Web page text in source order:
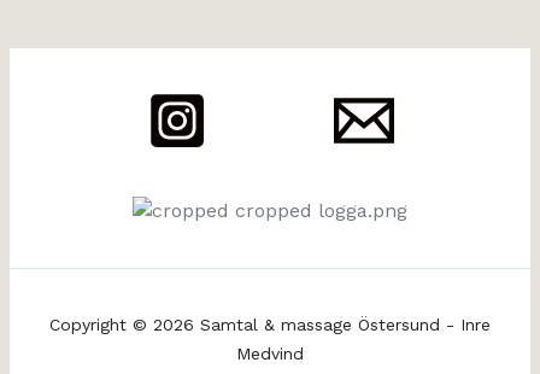
Copyright © 2026 Samtal & massage Östersund - Inre
Medvind